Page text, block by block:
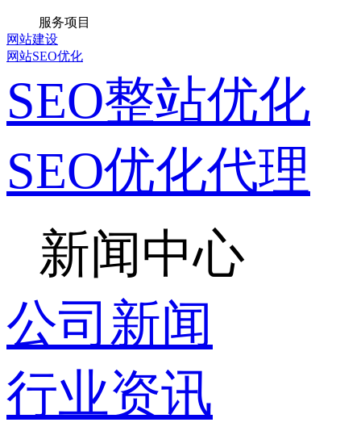
服务项目
网站建设
网站SEO优化
SEO整站优化
SEO优化代理
新闻中心
公司新闻
行业资讯